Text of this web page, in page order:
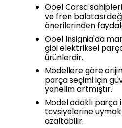
Opel Corsa
ve fren balatası
önerilerinden
Opel Insignia'da
gibi elektriksel
ürünlerdir.
Modellere göre
parça seçimi için
yönelim artmıştır.
Model odaklı parça
tavsiyelerine uymak
azaltabilir.